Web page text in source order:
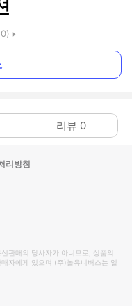
0)
리뷰 0
리방침
판매의 당사자가 아니므로, 상품의
자에게 있으며 (주)놀유니버스는 일